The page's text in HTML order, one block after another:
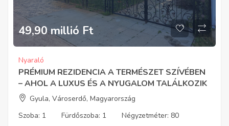
49,90 millió Ft
Nyaraló
PRÉMIUM REZIDENCIA A TERMÉSZET SZÍVÉBEN
– AHOL A LUXUS ÉS A NYUGALOM TALÁLKOZIK
Gyula, Városerdő, Magyarország
Szoba: 1 Fürdőszoba: 1 Négyzetméter: 80